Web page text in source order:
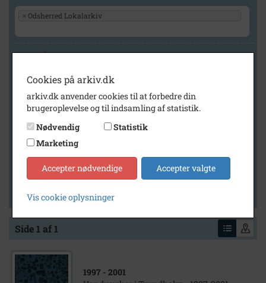
× Odsherred Lokalarkiv
Geografi
Generelt
Vis kun med billeder
Vis kun med filmklip
Vis kun med lydklip
Vis kun med kilder
Vis kun med geo-tag
Side 1 af 1
1997 - 2001
Cookies på arkiv.dk
arkiv.dk anvender cookies til at forbedre din
brugeroplevelse og til indsamling af statistik.
Nødvendig
Statistik
Marketing
Accepter nødvendige Accepter valgte
Vis cookie oplysninger